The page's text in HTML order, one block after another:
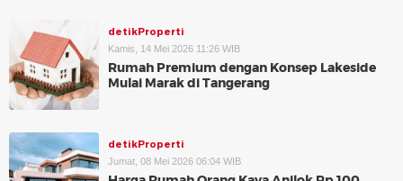
detikProperti
Kamis, 14 Mei 2026 11:26 WIB
Rumah Premium dengan Konsep Lakeside
Mulai Marak di Tangerang
detikProperti
Jumat, 08 Mei 2026 06:04 WIB